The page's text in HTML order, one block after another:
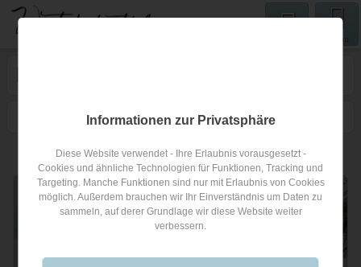
Karte Nähe
12Hochzeitsfotografen
Informationen zur Privatsphäre
Diese Website verwendet - Ihre Erlaubnis vorausgesetzt -
Cookies und ähnliche Technologien für Funktionen, Tracking und
Targeting. Manche Funktionen sind nur mit Erlaubnis von Cookies
möglich. Außerdem brauchen wir Ihr Einverständnis um Daten zu
sammeln, auf derer Grundlage wir diese Website weiter
verbessern.